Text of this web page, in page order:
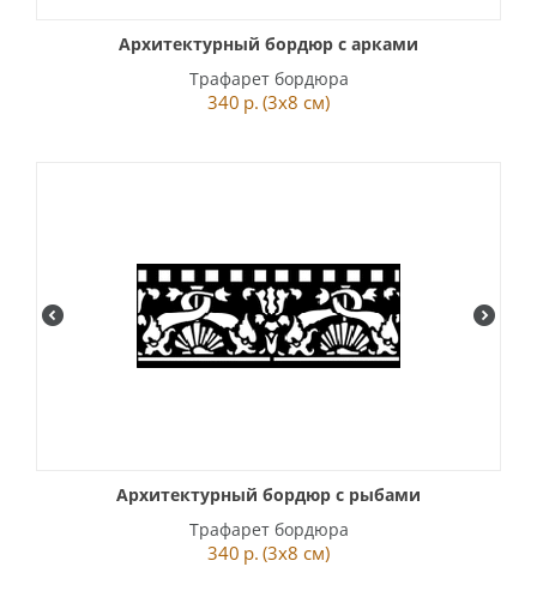
Архитектурный бордюр с арками
Трафарет бордюра
340 р. (3x8 см)
Архитектурный бордюр с рыбами
Трафарет бордюра
340 р. (3x8 см)